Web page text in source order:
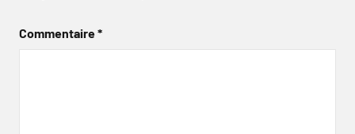
Commentaire*